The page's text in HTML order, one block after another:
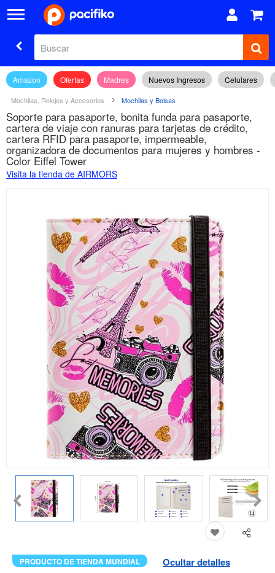
Amazon Ofertas Madres Nuevos Ingresos Celulares
Mochilas, Relojes y Accesorios Mochilas y Bolsas
Soporte para pasaporte, bonita funda para pasaporte,
cartera de viaje con ranuras para tarjetas de crédito,
cartera RFID para pasaporte, impermeable,
organizadora de documentos para mujeres y hombres -
Color Eiffel Tower
Visita la tienda de AIRMORS
PRODUCTO DE TIENDA MUNDIAL Ocultar detalles